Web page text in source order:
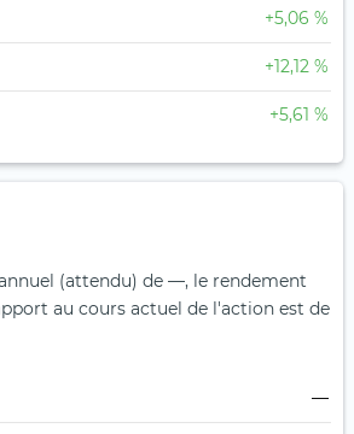
+5,06 %
+12,12 %
+5,61 %
(attendu) de —, le rendement
au cours actuel de l'action est de
—